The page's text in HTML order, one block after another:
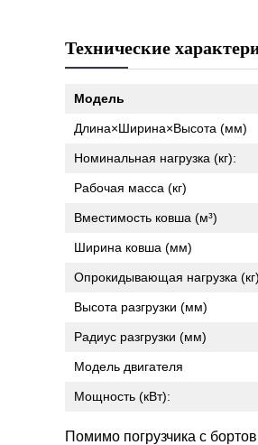
Технические
Модель
Длина×Ширина×Высота (мм)
Номинальная нагрузка (кг):
Рабочая масса (кг)
Вместимость ковша (м³)
Ширина ковша (мм)
Опрокидывающая нагрузка (кг)
Высота разгрузки (мм)
Радиус разгрузки (мм)
Модель двигателя
Мощность (кВт):
Помимо погрузчика с